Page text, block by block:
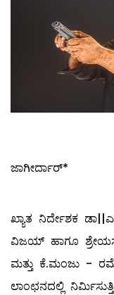
ಜಾಗೀರ್ದಾರ್*
ಖ್ಯಾತ ನಿರ್ದೇಶಕ
ವಿಜಯ್ ಹಾಗೂ ಶ್ರೇಯಸ್
ಮತ್ತು ಕೆ.ಮಂಜು -
ಲಾಂಛನದಲ್ಲಿ